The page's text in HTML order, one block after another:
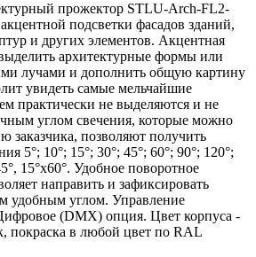
прожектор STLU-Arch-FL2-
подсветки фасадов зданий,
и других элементов. Акцентная
архитектурные формы или
лучами и дополнить общую картину
увидеть самые мельчайшие
практически не выделяются и не
углом свечения, которые можно
заказчика, позволяют получить
5°; 10°; 15°; 30°; 45°; 60°; 90°; 120°;
15°х60°. Удобное поворотное
направить и зафиксировать
удобным углом. Управление
(DMX) опция. Цвет корпуса -
покраска в любой цвет по RAL